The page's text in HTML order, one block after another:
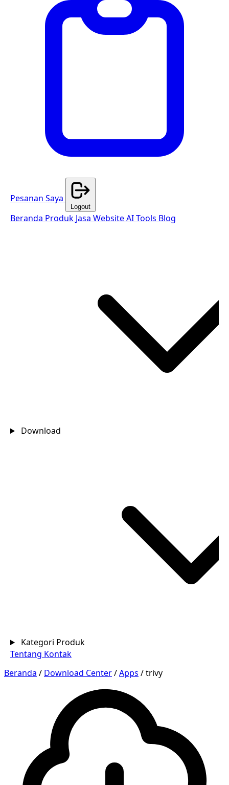
Pesanan Saya
Logout
Beranda Produk Jasa WebsiteAI Tools Blog
Download
Kategori Produk
Tentang Kontak
Beranda / Download Center/Apps /trivy